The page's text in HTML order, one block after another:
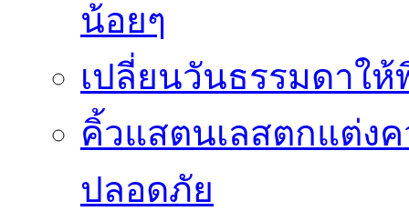
น้อยๆ
เปลี่ยนวันธรรมดาใ
คิ้วแสตนเลสตกแต่ง
ปลอดภัย